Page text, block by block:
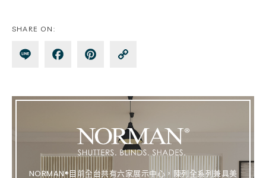
SHARE ON:
Lin Fa
ok
Pin
st k
NORMAN®目前全台共有六家展示中心，陳列全系列兼具美